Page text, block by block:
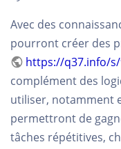
Avec des
pourront créer des
https://q37.info/
complément des
utiliser, notamment
permettront de
tâches répétitives,